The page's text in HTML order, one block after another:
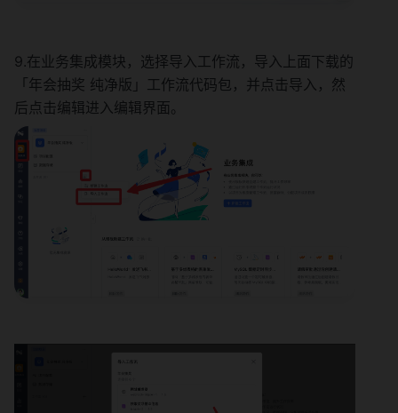
9.在业务集成模块，选择导入工作流，导入上面下载的
「年会抽奖 纯净版」工作流代码包，并点击导入，然
后点击编辑进入编辑界面。